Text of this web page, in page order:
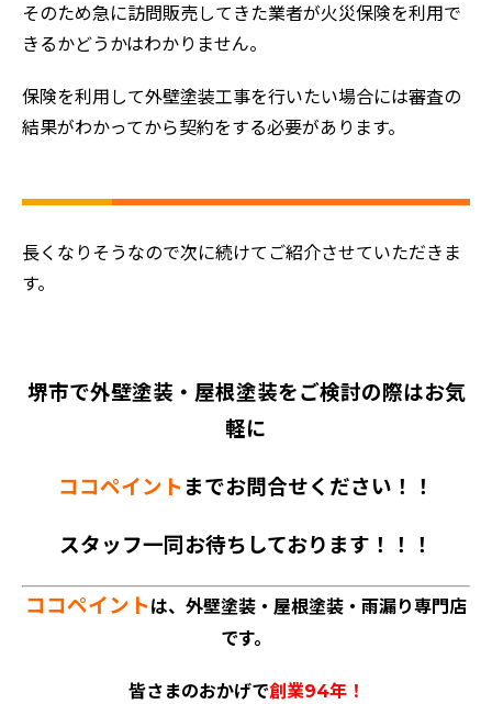
そのため急に訪問販売してきた業者が火災保険を利用で
きるかどうかはわかりません。
保険を利用して外壁塗装工事を行いたい場合には審査の
結果がわかってから契約をする必要があります。
長くなりそうなので次に続けてご紹介させていただきま
す。
堺市で外壁塗装・屋根塗装をご検討の際はお気
軽に
ココペイント までお問合せください！！
スタッフ一同お待ちしております！！！
ココペイントは、外壁塗装・屋根塗装・雨漏り専門店
です。
皆さまのおかげで創業94年！